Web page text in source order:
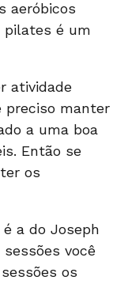
aeróbicos
pilates é um
atividade
preciso manter
a uma boa
Então se
os
a do Joseph
você
os